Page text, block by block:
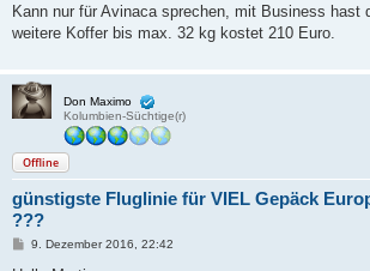
a
Kann nur für Avinaca sprechen, mit Business hast
weitere Koffer bis max. 32 kg kostet 210 Euro.
Don Maximo
Kolumbien-Süchtige(r)
Offline
günstigste Fluglinie für VIEL Gepäck
???
B9. Dezember 2016, 22:42